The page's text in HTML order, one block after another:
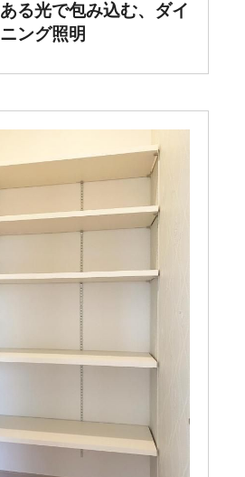
る光で包み込む、ダイ
ニング照明